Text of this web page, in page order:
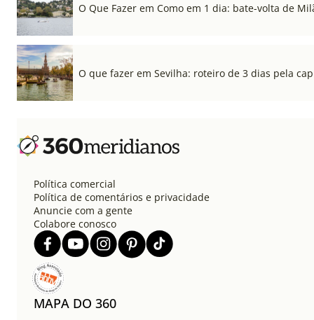
O Que Fazer em Como em 1 dia: bate-volta de
O que fazer em Sevilha: roteiro de 3 dias pela
Política comercial
Política de comentários e privacidade
Anuncie com a gente
Colabore conosco
MAPA DO 360